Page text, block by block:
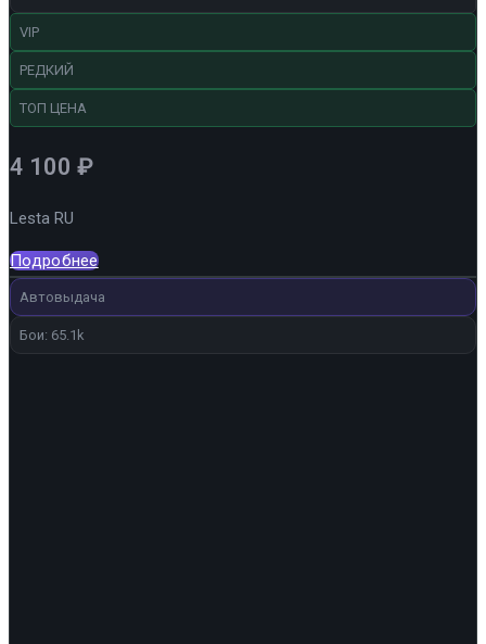
VIP
РЕДКИЙ
ТОП ЦЕНА
4 100 ₽
Lesta RU
Подробнее
Автовыдача
Бои: 65.1k